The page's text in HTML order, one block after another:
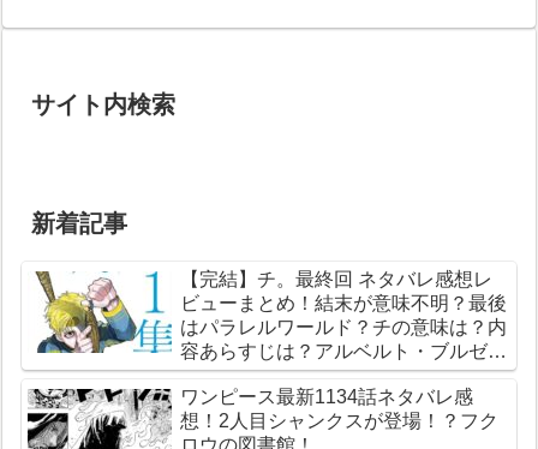
サイト内検索
新着記事
【完結】チ。最終回 ネタバレ感想レ
ビューまとめ！結末が意味不明？最後
はパラレルワールド？チの意味は？内
容あらすじは？アルベルト・ブルゼフ
スキとは？【総合評価評判】【地球の
運動について】
ワンピース最新1134話ネタバレ感
想！2人目シャンクスが登場！？フク
ロウの図書館！